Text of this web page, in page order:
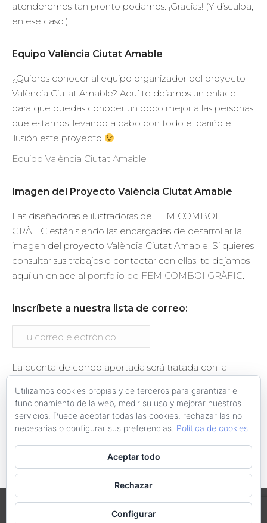
atenderemos tan pronto podamos. ¡Gracias! (Y disculpa,
en ese caso.)
Equipo València Ciutat Amable
¿Quieres conocer al equipo organizador del proyecto
València Ciutat Amable? Aquí te dejamos un enlace
para que puedas conocer un poco mejor a las personas
que estamos llevando a cabo con todo el cariño e
ilusión este proyecto
Equipo València Ciutat Amable
Imagen del Proyecto València Ciutat Amable
Las diseñadoras e ilustradoras de FEM COMBOI
GRÀFIC están siendo las encargadas de desarrollar la
imagen del proyecto València Ciutat Amable. Si quieres
consultar sus trabajos o contactar con ellas, te dejamos
aquí un enlace al portfolio de FEM COMBOI GRÀFIC.
Inscríbete a nuestra lista de correo:
La cuenta de correo aportada será tratada con la
proyecto València Ciutat Amable. Se te enviará un
email de confirmación de la suscripción.
València en Bici-Acció Ecologista-Agró @ 2019
XV Congreso Ibérico "La Bicicleta y la Ciudad", III Encuentro de
Utilizamos cookies propias y de terceros para garantizar el
funcionamiento de la web, medir su uso y mejorar nuestros
servicios. Puede aceptar todas las cookies, rechazar las no
necesarias o configurar sus preferencias. Política de cookies
Aceptar todo
Rechazar
Configurar